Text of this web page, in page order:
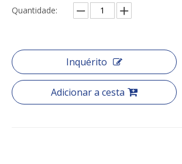
Quantidade:
Inquérito
Adicionar a cesta